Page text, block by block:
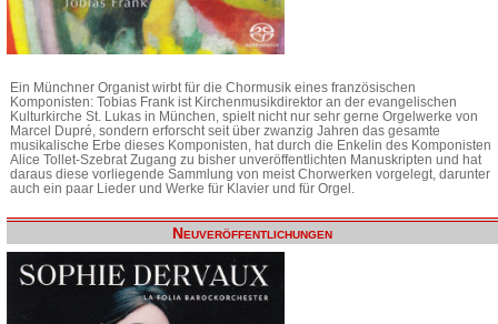
Ein Münchner Organist wirbt für die Chormusik eines französischen
Komponisten: Tobias Frank ist Kirchenmusikdirektor an der evangelischen
Kulturkirche St. Lukas in München, spielt nicht nur sehr gerne Orgelwerke von
Marcel Dupré, sondern erforscht seit über zwanzig Jahren das gesamte
musikalische Erbe dieses Komponisten, hat durch die Enkelin des Komponisten
Alice Tollet-Szebrat Zugang zu bisher unveröffentlichten Manuskripten und hat
daraus diese vorliegende Sammlung von meist Chorwerken vorgelegt, darunter
auch ein paar Lieder und Werke für Klavier und für Orgel.
Neuveröffentlichungen